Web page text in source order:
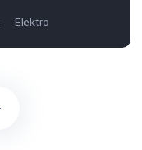
Elektro